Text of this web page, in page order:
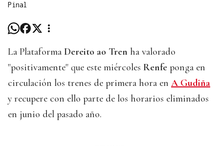
Pinal
La Plataforma Dereito ao Tren ha valorado
"positivamente" que este miércoles Renfe ponga en
circulación los trenes de primera hora en A Gudiña
y recupere con ello parte de los horarios eliminados
en junio del pasado año.